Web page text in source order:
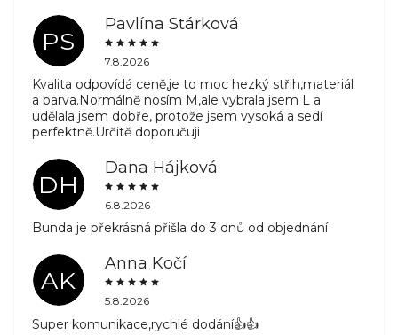
PS
Pavlína Stárková
7.8.2026
Kvalita odpovídá ceně,je to moc hezký střih,materiál
a barva.Normálně nosím M,ale vybrala jsem L a
udělala jsem dobře, protože jsem vysoká a sedí
perfektně.Určitě doporučuji
DH
Dana Hájková
6.8.2026
Bunda je překrásná přišla do 3 dnů od objednání
AK
Anna Kočí
5.8.2026
Super komunikace,rychlé dodání👍👍